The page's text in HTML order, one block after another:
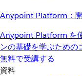
Anypoint Platform：
Anypoint Platform を
ンの基礎を学ぶための
無料で受講する
資料